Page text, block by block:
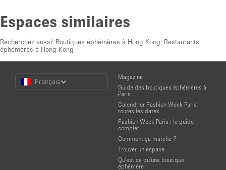
Espaces similaires
Recherchez aussi: Boutiques éphémères à Hong Kong Restaurants
éphémères à Hong Kong
Choose
Language
Français
Magazine
Guide des boutiques éphémères à
Paris
Calendrier Fashion Week Paris :
toutes les dates
Fashion Week Paris : le guide
complet
Comment ça marche ?
Trouver un espace
Qu'est ce qu'une boutique
éphémère